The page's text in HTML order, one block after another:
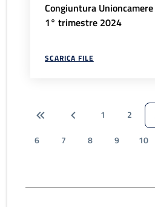
Congiuntura
1° trimestre 2024
SCARICA FILE
1 2
6
7 8 9 10